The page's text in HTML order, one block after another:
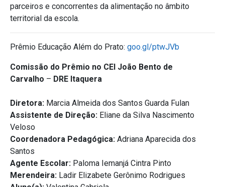
parceiros e concorrentes da alimentação no âmbito
territorial da escola.
Prêmio Educação Além do Prato: goo.gl/ptwJVb
Comissão do Prêmio no CEI João Bento de
Carvalho – DRE Itaquera
Diretora: Marcia Almeida dos Santos Guarda Fulan
Assistente de Direção: Eliane da Silva Nascimento
Veloso
Coordenadora Pedagógica: Adriana Aparecida dos
Santos
Agente Escolar: Paloma Iemanjá Cintra Pinto
Merendeira: Ladir Elizabete Gerônimo Rodrigues